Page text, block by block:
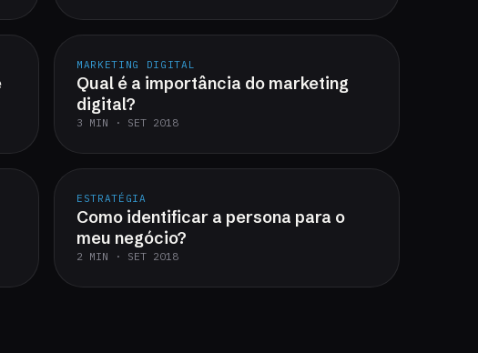
MARKETING DIGITAL
Qual é a importância do marketing
digital?
3 MIN · SET 2018
ESTRATÉGIA
Como identificar a persona para o
meu negócio?
2 MIN · SET 2018